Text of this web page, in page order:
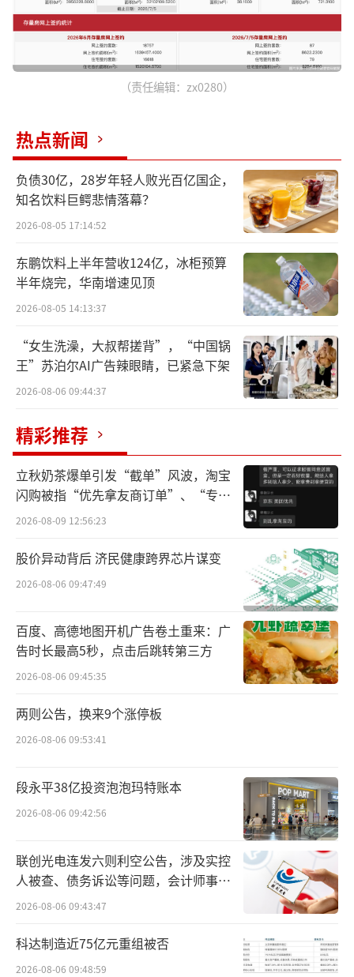
（责任编辑：zx0280）
热点新闻
负债30亿，28岁年轻人败光百亿国企，
知名饮料巨鳄悲情落幕？
2026-08-05 17:14:52
东鹏饮料上半年营收124亿，冰柜预算
半年烧完，华南增速见顶
2026-08-05 14:13:37
“女生洗澡，大叔帮搓背”，“中国锅
王”苏泊尔AI广告辣眼睛，已紧急下架
2026-08-06 09:44:37
精彩推荐
立秋奶茶爆单引发“截单”风波，淘宝
闪购被指“优先拿友商订单”、“专挑
贵的拿”
2026-08-09 12:56:23
股价异动背后 济民健康跨界芯片谋变
2026-08-06 09:47:49
百度、高德地图开机广告卷土重来：广
告时长最高5秒，点击后跳转第三方
2026-08-06 09:45:35
两则公告，换来9个涨停板
2026-08-06 09:53:41
段永平38亿投资泡泡玛特账本
2026-08-06 09:42:56
联创光电连发六则利空公告，涉及实控
人被查、债务诉讼等问题，会计师事务
所曾出具“保留意见”
2026-08-06 09:43:47
科达制造近75亿元重组被否
2026-08-06 09:48:59